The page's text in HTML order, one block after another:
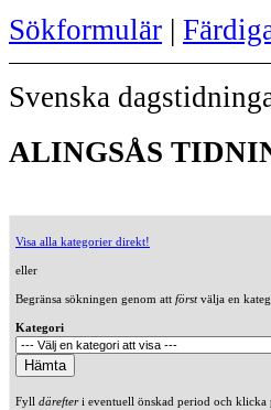
Sökformulär |
Svenska
ALINGSÅS
Visa alla kategorier direkt!
eller
Begränsa sökningen genom att förstvälja en
Kategori
Fyll därefteri eventuell önskad period och klicka